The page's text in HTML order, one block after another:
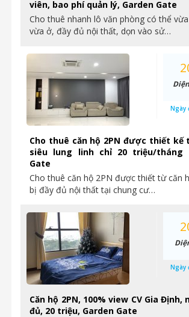
viên, bao phí quản lý, Garden Gate
Cho thuê nhanh lô văn phòng có thể
vừa ở, đầy đủ nội thất, dọn vào sử…
Cho thuê căn hộ 2PN được thiết kế
siêu lung linh chỉ 20 triệu/tháng
Gate
Cho thuê căn hộ 2PN được thiết từ căn
bị đầy đủ nội thất tại chung cư…
Ngày
Căn hộ 2PN, 100% view CV Gia
đủ, 20 triệu, Garden Gate
Ngày